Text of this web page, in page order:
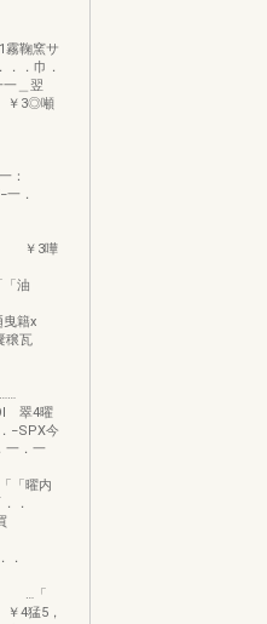
窯サ
．巾．
＿翌
3◎噸
．
．
巾
￥3嘩
x
穣瓦
翠4曜
−SPX今
一
内
．
4猛5，